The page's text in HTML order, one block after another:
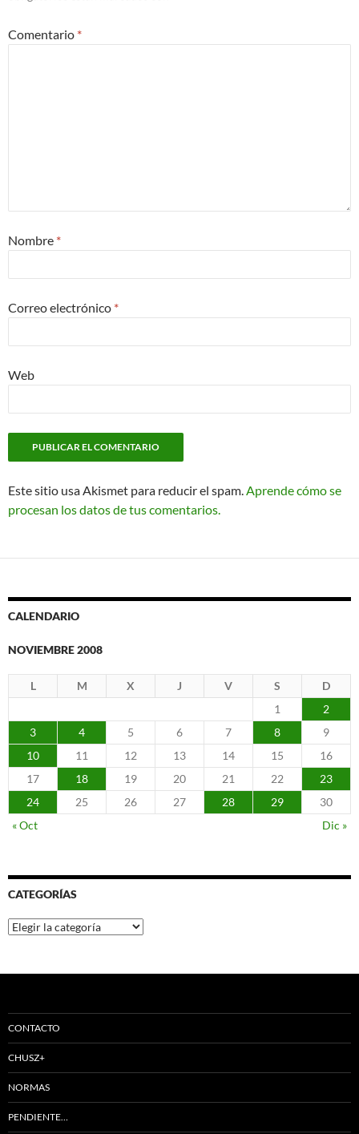
Comentario *
Nombre *
Correo electrónico *
Web
Este sitio usa Akismet para reducir el spam.Aprende cómo se
procesan los datos de tus comentarios.
CALENDARIO
NOVIEMBRE 2008
L M X J V S
D
1
2
3
4 5 6 7 8
9
10
11 12 13 14 15
16
17
18 19 20 21 22
23
24
25 26 27 28 29
30
« Oct
Dic »
CATEGORÍAS
Categorías
CONTACTO
CHUSZ+
NORMAS
PENDIENTE…